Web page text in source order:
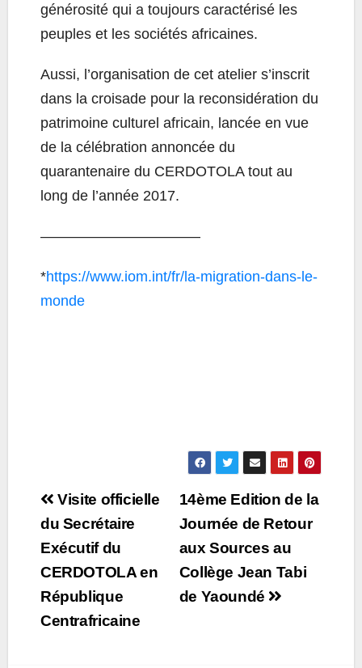
générosité qui a toujours caractérisé les
peuples et les sociétés africaines.
Aussi, l’organisation de cet atelier s’inscrit
dans la croisade pour la reconsidération du
patrimoine culturel africain, lancée en vue
de la célébration annoncée du
quarantenaire du CERDOTOLA tout au
long de l’année 2017.
———————————
*https://www.iom.int/fr/la-migration-dans-le-
monde
Post
navigation
14ème Edition de la
Journée de Retour
aux Sources au
Collège Jean Tabi
de Yaoundé
Visite officielle
du Secrétaire
Exécutif du
CERDOTOLA en
République
Centrafricaine